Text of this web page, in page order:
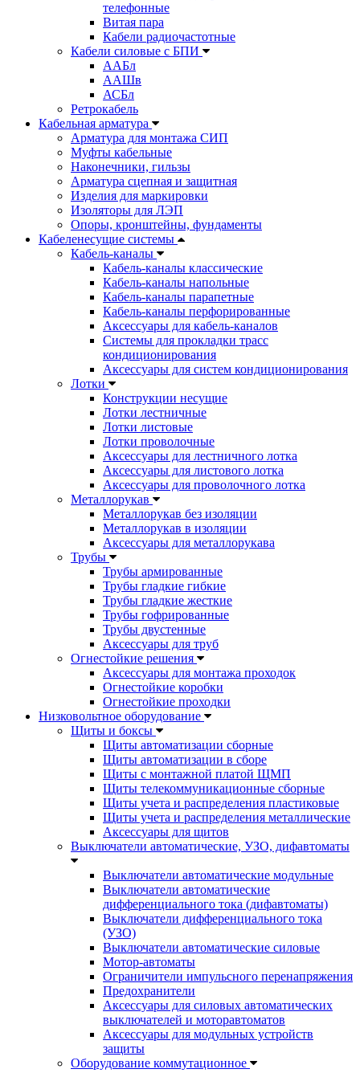
телефонные
Витая пара
Кабели радиочастотные
Кабели силовые с БПИ
ААБл
ААШв
АСБл
Ретрокабель
Кабельная арматура
Арматура для монтажа СИП
Муфты кабельные
Наконечники, гильзы
Арматура сцепная и защитная
Изделия для маркировки
Изоляторы для ЛЭП
Опоры, кронштейны, фундаменты
Кабеленесущие системы
Кабель-каналы
Кабель-каналы классические
Кабель-каналы напольные
Кабель-каналы парапетные
Кабель-каналы перфорированные
Аксессуары для кабель-каналов
Системы для прокладки трасс
кондиционирования
Аксессуары для систем кондиционирования
Лотки
Конструкции несущие
Лотки лестничные
Лотки листовые
Лотки проволочные
Аксессуары для лестничного лотка
Аксессуары для листового лотка
Аксессуары для проволочного лотка
Металлорукав
Металлорукав без изоляции
Металлорукав в изоляции
Аксессуары для металлорукава
Трубы
Трубы армированные
Трубы гладкие гибкие
Трубы гладкие жесткие
Трубы гофрированные
Трубы двустенные
Аксессуары для труб
Огнестойкие решения
Аксессуары для монтажа проходок
Огнестойкие коробки
Огнестойкие проходки
Низковольтное оборудование
Щиты и боксы
Щиты автоматизации сборные
Щиты автоматизации в сборе
Щиты с монтажной платой ЩМП
Щиты телекоммуникационные сборные
Щиты учета и распределения пластиковые
Щиты учета и распределения металлические
Аксессуары для щитов
Выключатели автоматические, УЗО, дифавтоматы
Выключатели автоматические модульные
Выключатели автоматические
дифференциального тока (дифавтоматы)
Выключатели дифференциального тока
(УЗО)
Выключатели автоматические силовые
Мотор-автоматы
Ограничители импульсного перенапряжения
Предохранители
Аксессуары для силовых автоматических
выключателей и моторавтоматов
Аксессуары для модульных устройств
защиты
Оборудование коммутационное